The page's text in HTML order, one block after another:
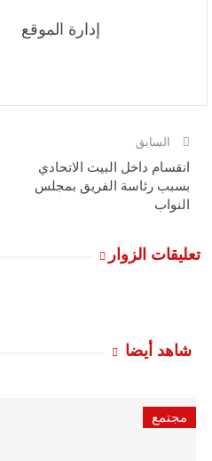
إدارة الموقع
السابق
انقسام داخل البيت الاتحادي
بسبب رئاسة الفريق بمجلس
النواب
تعليقات الزوار
شاهد أيضا
مجتمع